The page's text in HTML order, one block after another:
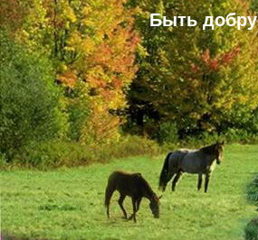
Быть добру